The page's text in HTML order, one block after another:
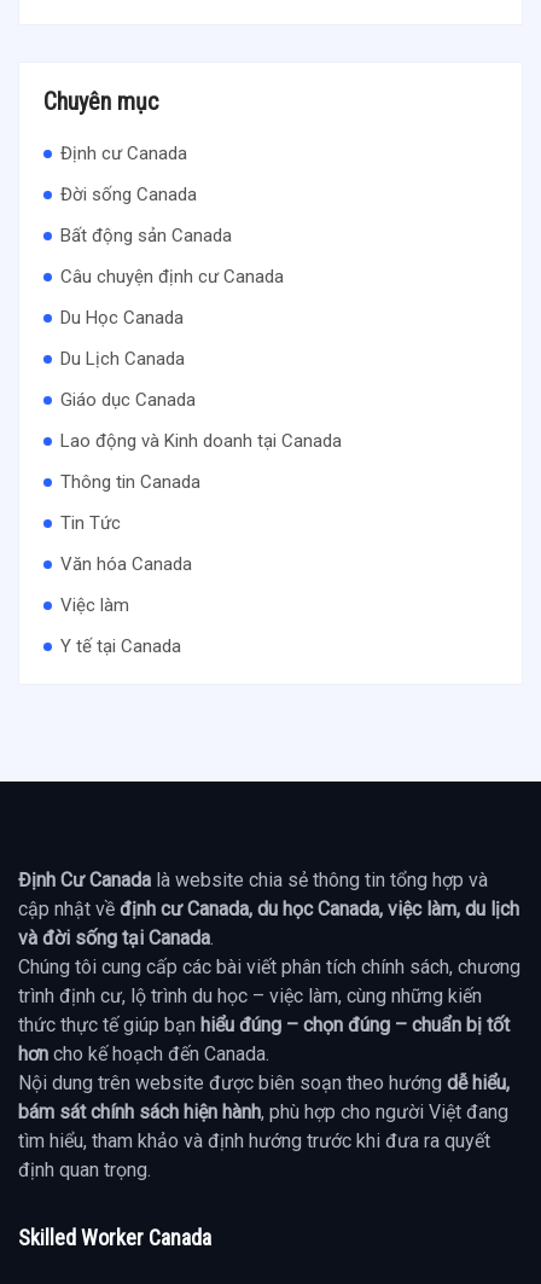
Chuyên mục
Định cư Canada
Đời sống Canada
Bất động sản Canada
Câu chuyện định cư Canada
Du Học Canada
Du Lịch Canada
Giáo dục Canada
Lao động và Kinh doanh tại Canada
Thông tin Canada
Tin Tức
Văn hóa Canada
Việc làm
Y tế tại Canada
Định Cư Canada là website chia sẻ thông tin tổng hợp và
cập nhật về định cư Canada, du học Canada, việc làm, du lịch
và đời sống tại Canada.
Chúng tôi cung cấp các bài viết phân tích chính sách, chương
trình định cư, lộ trình du học – việc làm, cùng những kiến
thức thực tế giúp bạn hiểu đúng – chọn đúng – chuẩn bị tốt
hơn cho kế hoạch đến Canada.
Nội dung trên website được biên soạn theo hướng dễ hiểu,
bám sát chính sách hiện hành, phù hợp cho người Việt đang
tìm hiểu, tham khảo và định hướng trước khi đưa ra quyết
định quan trọng.
Skilled Worker Canada